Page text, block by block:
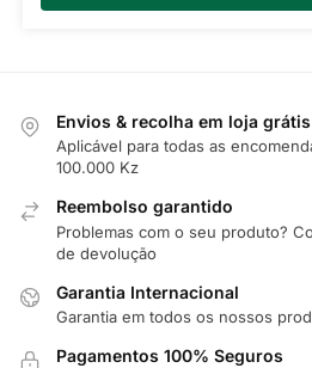
Envios & recolha em loja
Aplicável para todas as
100.000 Kz
Reembolso garantido
Problemas com o seu produto?
de devolução
Garantia Internacional
Garantia em todos os nossos
Pagamentos 100% Seguros